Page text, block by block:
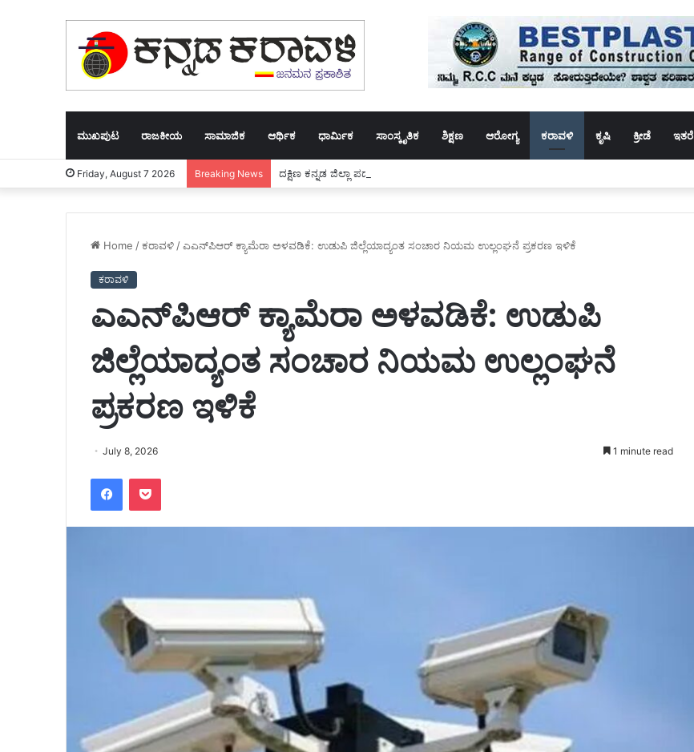
ಮುಖಪುಟ ರಾಜಕೀಯ ಸಾಮಾಜಿಕ ಆರ್ಥಿಕ ಧಾರ್ಮಿಕ ಸಾಂಸ್ಕೃತಿಕ ಶಿಕ್ಷಣ ಆರೋಗ್ಯ ಕರಾವಳಿ ಕೃಷಿ ಕ್ರೀಡೆ ಇತರೆ
Friday, August 7 2026 Breaking News ದಕ್ಷಿಣ ಕನ್ನಡ ಜಿಲ್ಲಾ ಪದ್ಮಶಾಲಿ ಮಹಾಸಭಾ ರಾಷ್ಟ್ರೀಯ ಕೈಮಗ್ಗ ದಿನಾಚರಣೆ
Home / ಕರಾವಳಿ / ಎಎನ್‌ಪಿಆರ್ ಕ್ಯಾಮೆರಾ ಅಳವಡಿಕೆ: ಉಡುಪಿ ಜಿಲ್ಲೆಯಾದ್ಯಂತ ಸಂಚಾರ ನಿಯಮ ಉಲ್ಲಂಘನೆ ಪ್ರಕರಣ ಇಳಿಕೆ
ಕರಾವಳಿ
ಎಎನ್‌ಪಿಆರ್ ಕ್ಯಾಮೆರಾ ಅಳವಡಿಕೆ: ಉಡುಪಿ
ಜಿಲ್ಲೆಯಾದ್ಯಂತ ಸಂಚಾರ ನಿಯಮ ಉಲ್ಲಂಘನೆ
ಪ್ರಕರಣ ಇಳಿಕೆ
July 8, 2026 1 minute read
FacebookPocket